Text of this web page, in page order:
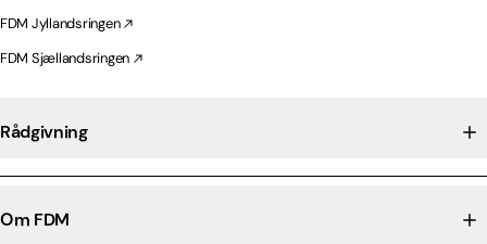
FDM Jyllandsringen
FDM Sjællandsringen
Rådgivning
Om FDM